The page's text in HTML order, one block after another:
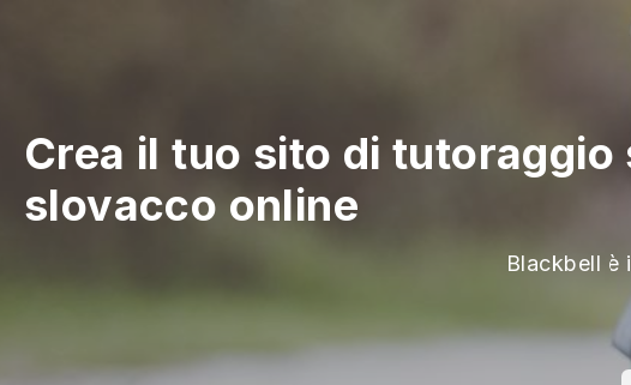
Crea il tuo sito di
slovacco online
Blackbell è